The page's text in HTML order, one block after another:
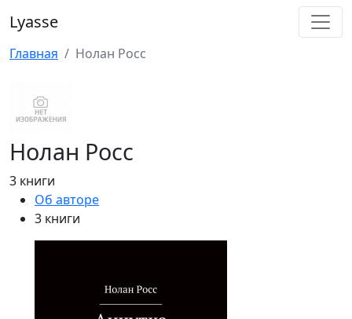
Lyasse
Главная Нолан Росс
Нолан Росс
3 книги
Об авторе
3 книги